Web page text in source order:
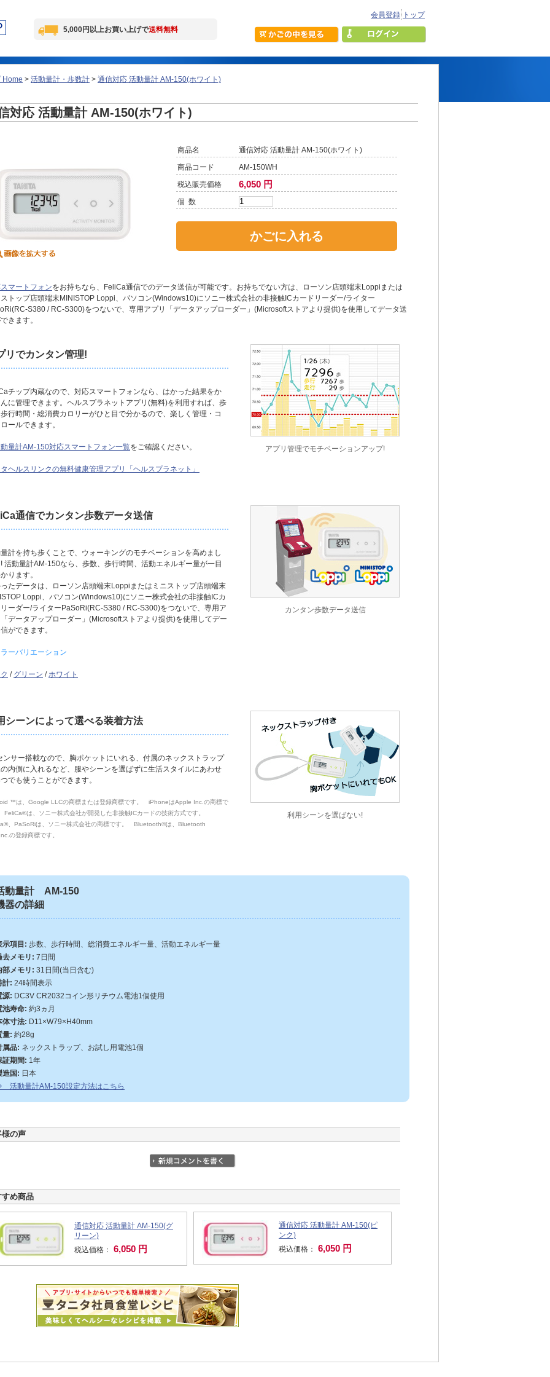
5,000円以上お買い上げで送料無料
会員登録 トップ
Home > 活動量計・歩数計 > 通信対応 活動量計 AM-150(ホワイト)
対応 活動量計 AM-150(ホワイト)
商品名
通信対応 活動量計 AM-150(ホワイト)
商品コード
AM-150WH
税込販売価格
6,050 円
個 数
マートフォンをお持ちなら、FeliCa通信でのデータ送信が可能です。お持ちでない方は、ローソン店頭端末Loppiまたは
トップ店頭端末MINISTOP Loppi、パソコン(Windows10)にソニー株式会社の非接触ICカードリーダー/ライター
S380 / RC-S300)をつないで、専用アプリ「データアップローダー」(Microsoftストアより提供)を使用してデータ送
きます。
リでカンタン管理!
チップ内蔵なので、対応スマートフォンなら、はかった結果をか
に管理できます。ヘルスプラネットアプリ(無料)を利用すれば、歩
行時間・総消費カロリーがひと目で分かるので、楽しく管理・コ
ールできます。
量計AM-150対応スマートフォン一覧をご確認ください。
ヘルスリンクの無料健康管理アプリ「ヘルスプラネット」
アプリ管理でモチベーションアップ!
通信でカンタン歩数データ送信
計を持ち歩くことで、ウォーキングのモチベーションを高めまし
活動量計AM-150なら、歩数、歩行時間、活動エネルギー量が一目
ります。
たデータは、ローソン店頭端末Loppiまたはミニストップ店頭端末
Loppi、パソコン(Windows10)にソニー株式会社の非接触ICカ
ーダー/ライターPaSoRi(RC-S380 / RC-S300)をつないで、専用ア
データアップローダー」(Microsoftストアより提供)を使用してデー
ができます。
ーバリエーション
/ グリーン /ホワイト
カンタン歩数データ送信
シーンによって選べる装着方法
ンサー搭載なので、胸ポケットにいれる、付属のネックストラップ
内側に入れるなど、服やシーンを選ばずに生活スタイルにあわせ
でも使うことができます。
™は、Google LLCの商標または登録商標です。 iPhoneはApple Inc.の商標で
は、ソニー株式会社が開発した非接触ICカードの技術方式です。
、PaSoRiは、ソニー株式会社の商標です。 Bluetooth®は、Bluetooth
の登録商標です。
利用シーンを選ばない!
動量計 AM-150
器の詳細
示項目: 歩数、歩行時間、総消費エネルギー量、活動エネルギー量
去メモリ: 7日間
部メモリ: 31日間(当日含む)
計: 24時間表示
源: DC3V CR2032コイン形リチウム電池1個使用
池寿命: 約3ヵ月
体寸法: D11×W79×H40mm
量: 約28g
属品: ネックストラップ、お試し用電池1個
証期間: 1年
造国: 日本
活動量計AM-150設定方法はこちら
様の声
すめ商品
通信対応 活動量計 AM-150(グ
リーン)
税込価格：
6,050 円
通信対応 活動量計 AM-150(ピ
ンク)
税込価格：
6,050 円